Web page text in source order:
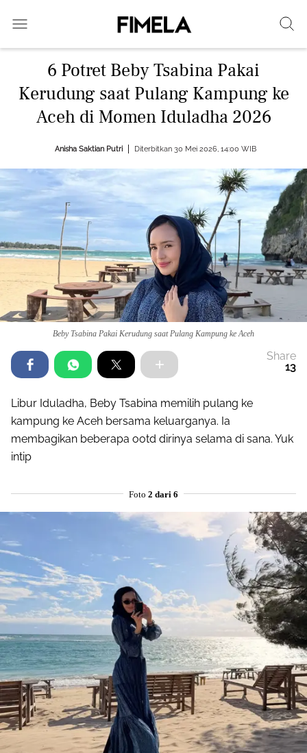
6 Potret Beby Tsabina Pakai
Kerudung saat Pulang Kampung ke
Aceh di Momen Iduladha 2026
Anisha Saktian Putri Diterbitkan 30 Mei 2026, 14:00 WIB
Beby Tsabina Pakai Kerudung saat Pulang Kampung ke Aceh
Share
13
Libur Iduladha, Beby Tsabina memilih pulang ke
kampung ke Aceh bersama keluarganya. Ia
membagikan beberapa ootd dirinya selama di sana. Yuk
intip
Foto 2 dari 6